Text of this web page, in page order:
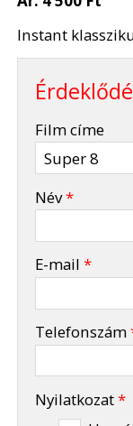
Instant
Film címe
Név*
E-mail*
Telefonszám
Nyilatkozat*